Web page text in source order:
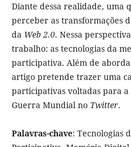
Diante dessa realidade, uma
perceber as transformações
da Web 2.0. Nessa
trabalho: as tecnologias da
participativa. Além de
artigo pretende trazer uma
participativas voltadas para
Guerra Mundial no Twitter.
Palavras-chave: Tecnologias